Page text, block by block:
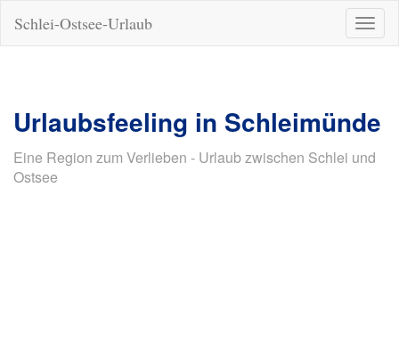
ein-/
Schlei-Ostsee-Urlaub
Urlaubsfeeling in Schleimünde
Eine Region zum Verlieben - Urlaub zwischen Schlei und
Ostsee